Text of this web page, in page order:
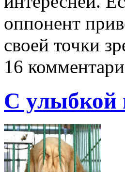
оппонент
своей точки
16
С улыбкой